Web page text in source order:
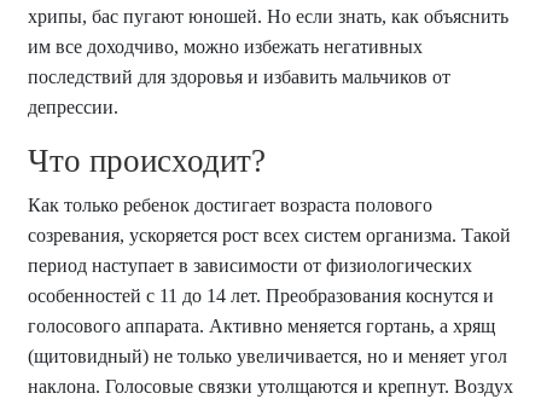
хрипы, бас пугают юношей. Но если знать, как объяснить
им все доходчиво, можно избежать негативных
последствий для здоровья и избавить мальчиков от
депрессии.
Что происходит?
Как только ребенок достигает возраста полового
созревания, ускоряется рост всех систем организма. Такой
период наступает в зависимости от физиологических
особенностей с 11 до 14 лет. Преобразования коснутся и
голосового аппарата. Активно меняется гортань, а хрящ
(щитовидный) не только увеличивается, но и меняет угол
наклона. Голосовые связки утолщаются и крепнут. Воздух